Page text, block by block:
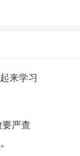
来学习
严查